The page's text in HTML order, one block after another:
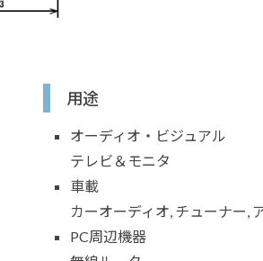
用途
オーディオ・ビジュアル
テレビ＆モニタ
車載
カーオーディオ, チューナー,
PC周辺機器